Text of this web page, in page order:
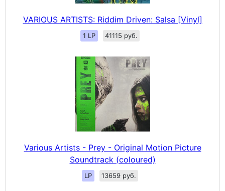
VARIOUS ARTISTS: Riddim Driven: Salsa [Vinyl]
1 LP 41115 руб.
Various Artists - Prey - Original Motion Picture
Soundtrack (coloured)
LP 13659 руб.